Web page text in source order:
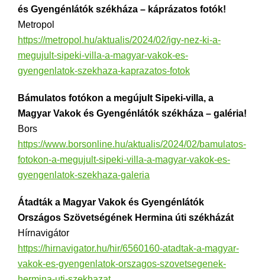
és Gyengénlátók székháza – káprázatos fotók!
Metropol
https://metropol.hu/aktualis/2024/02/igy-nez-ki-a-
megujult-sipeki-villa-a-magyar-vakok-es-
gyengenlatok-szekhaza-kaprazatos-fotok
Bámulatos fotókon a megújult Sipeki-villa, a
Magyar Vakok és Gyengénlátók székháza – galéria!
Bors
https://www.borsonline.hu/aktualis/2024/02/bamulatos-
fotokon-a-megujult-sipeki-villa-a-magyar-vakok-es-
gyengenlatok-szekhaza-galeria
Átadták a Magyar Vakok és Gyengénlátók
Országos Szövetségének Hermina úti székházát
Hírnavigátor
https://hirnavigator.hu/hir/6560160-atadtak-a-magyar-
vakok-es-gyengenlatok-orszagos-szovetsegenek-